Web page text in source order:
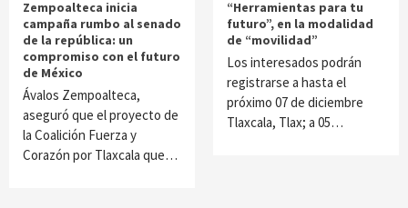
Zempoalteca inicia
campaña rumbo al senado
de la república: un
compromiso con el futuro
de México
Ávalos Zempoalteca,
aseguró que el proyecto de
la Coalición Fuerza y
Corazón por Tlaxcala que…
“Herramientas para tu
futuro”, en la modalidad
de “movilidad”
Los interesados podrán
registrarse a hasta el
próximo 07 de diciembre
Tlaxcala, Tlax; a 05…